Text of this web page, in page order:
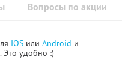
Вопросы по акции
IOS или Android и
Это удобно :)